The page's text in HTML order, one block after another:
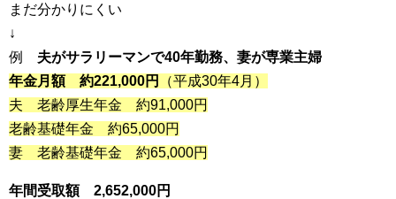
まだ分かりにくい
↓
例 夫がサラリーマンで40年勤務、妻が専業主婦
年金月額 約221,000円
（平成30年4月）
夫 老齢厚生年金 約91,000円
老齢基礎年金 約65,000円
妻 老齢基礎年金 約65,000円
年間受取額 2,652,000円